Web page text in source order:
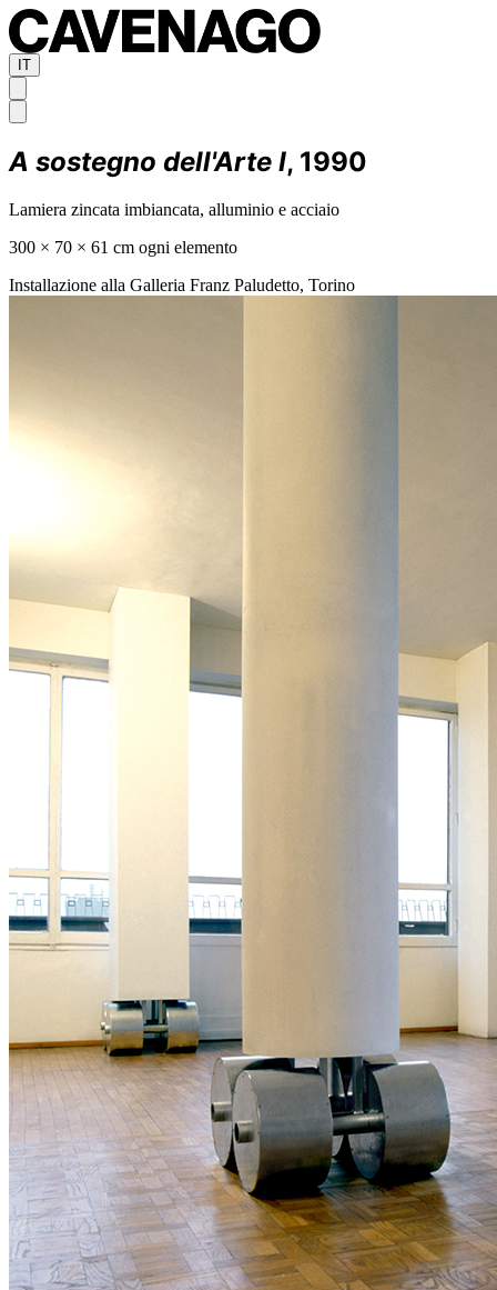
IT
A sostegno dell'Arte I, 1990
Lamiera zincata imbiancata, alluminio e acciaio
300 × 70 × 61 cm ogni elemento
Installazione alla Galleria Franz Paludetto, Torino